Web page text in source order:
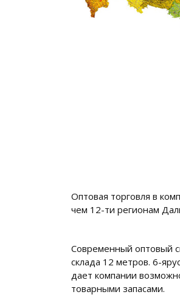
Оптовая торговля в
чем 12-ти регионам
Современный оптовый
склада 12 метров. 6-
дает компании
товарными запасами.